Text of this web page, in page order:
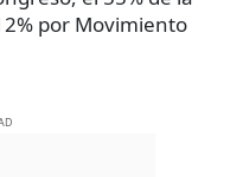
por Movimiento